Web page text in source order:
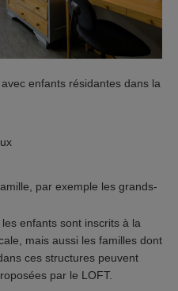
enfants résidantes dans la
par exemple les grands-
enfants sont inscrits à la
mais aussi les familles dont
ces structures peuvent
par le LOFT.